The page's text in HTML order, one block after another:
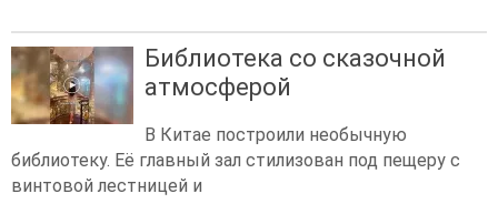
Библиотека со сказочной
атмосферой
В Китае построили необычную
библиотеку. Её главный зал стилизован под пещеру с
винтовой лестницей и